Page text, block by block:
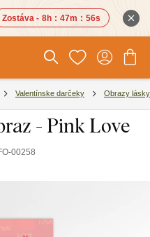
Zostáva - 8h : 47m : 55s
Valentínske darčeky Obrazy lásky
- Pink Love
00258